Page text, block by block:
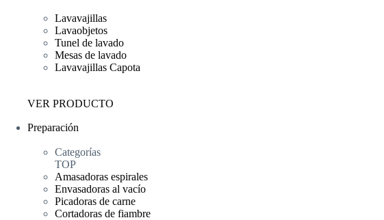
Lavavajillas
Lavaobjetos
Tunel de lavado
Mesas de lavado
Lavavajillas Capota
VER PRODUCTO
Preparación
Categorías
TOP
Amasadoras espirales
Envasadoras al vacío
Picadoras de carne
Cortadoras de fiambre